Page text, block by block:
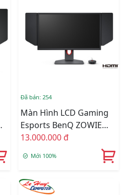
Đã bán: 254
Màn Hình LCD Gaming
Esports BenQ ZOWIE
XL2546K 24.5inch FullHD
13.000.000 đ
Mới 100%